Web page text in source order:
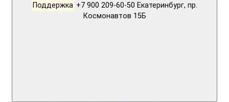
Поддержка +7 900 209-60-50 Екатеринбург, пр.